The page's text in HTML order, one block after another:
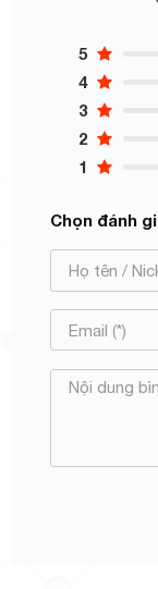
5
4
3
2
1
Chọn đánh